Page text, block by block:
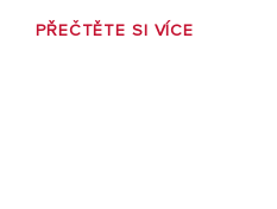
PŘEČTĚTE SI VÍCE